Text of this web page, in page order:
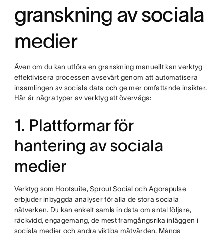
granskning av sociala
medier
Även om du kan utföra en granskning manuellt kan verktyg
effektivisera processen avsevärt genom att automatisera
insamlingen av sociala data och ge mer omfattande insikter.
Här är några typer av verktyg att överväga:
1. Plattformar för
hantering av sociala
medier
Verktyg som Hootsuite, Sprout Social och Agorapulse
erbjuder inbyggda analyser för alla de stora sociala
nätverken. Du kan enkelt samla in data om antal följare,
räckvidd, engagemang, de mest framgångsrika inläggen i
sociala medier och andra viktiga mätvärden. Många